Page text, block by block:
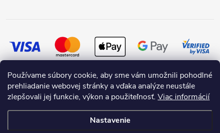
Používame súbory cookie, aby sme vám umožnili pohodlné
prehliadanie webovej stránky a vďaka analýze neustále
zlepšovali jej funkcie, výkon a použiteľnosť. Viac informácií
Nastavenie